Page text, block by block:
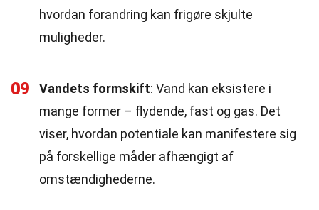
hvordan forandring kan frigøre skjulte
muligheder.
09 Vandets formskift: Vand kan eksistere i
mange former – flydende, fast og gas. Det
viser, hvordan potentiale kan manifestere sig
på forskellige måder afhængigt af
omstændighederne.